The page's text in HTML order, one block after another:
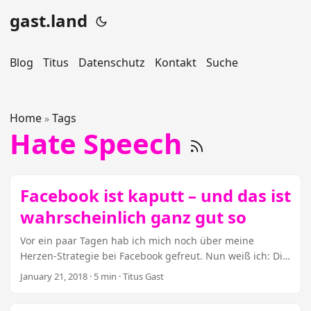
gast.land
Blog Titus Datenschutz Kontakt Suche
Home » Tags
Hate Speech
Facebook ist kaputt – und das ist
wahrscheinlich ganz gut so
Vor ein paar Tagen hab ich mich noch über meine
Herzen-Strategie bei Facebook gefreut. Nun weiß ich: Die
funktioniert auch deshalb so gut, weil Facebook den
gerade erst angekündigten Newsfeed-Umbau schon
January 21, 2018 · 5 min · Titus Gast